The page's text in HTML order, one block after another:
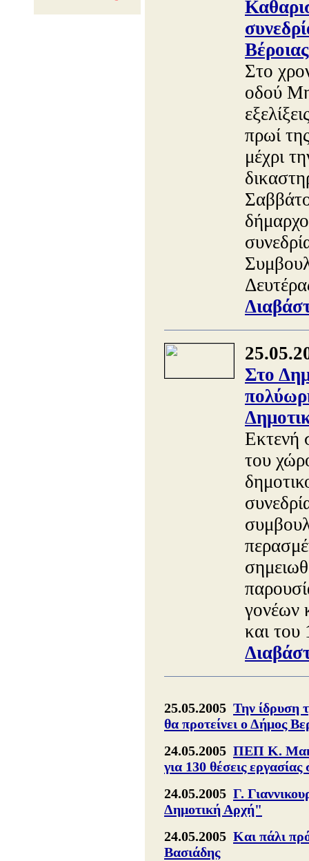
Βέροιας
Στο
οδού
πρωί
μέχρι
Στο
Εκτενή
του
γονέων
και του
25.05.2005 Την ίδρυση
θα προτείνει ο Δήμος
24.05.2005 ΠΕΠ Κ.
για 130 θέσεις
24.05.2005 Γ.
Δημοτική Αρχή"
24.05.2005 Και πάλι
Βασιάδης